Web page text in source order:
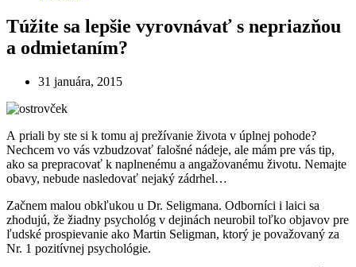
Túžite sa lepšie vyrovnávať s nepriazňou
a odmietaním?
31 januára, 2015
A priali by ste si k tomu aj prežívanie života v úplnej pohode?
Nechcem vo vás vzbudzovať falošné nádeje, ale mám pre vás tip,
ako sa prepracovať k naplnenému a angažovanému životu. Nemajte
obavy, nebude nasledovať nejaký zádrhel…
Začnem malou obkľukou u Dr. Seligmana. Odborníci i laici sa
zhodujú, že žiadny psychológ v dejinách neurobil toľko objavov pre
ľudské prospievanie ako Martin Seligman, ktorý je považovaný za
Nr. 1 pozitívnej psychológie.